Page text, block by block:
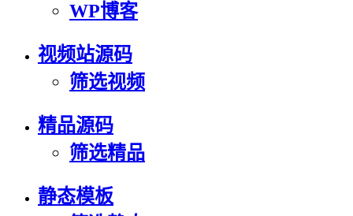
WP博客
视频站源码
筛选视频
精品源码
筛选精品
静态模板